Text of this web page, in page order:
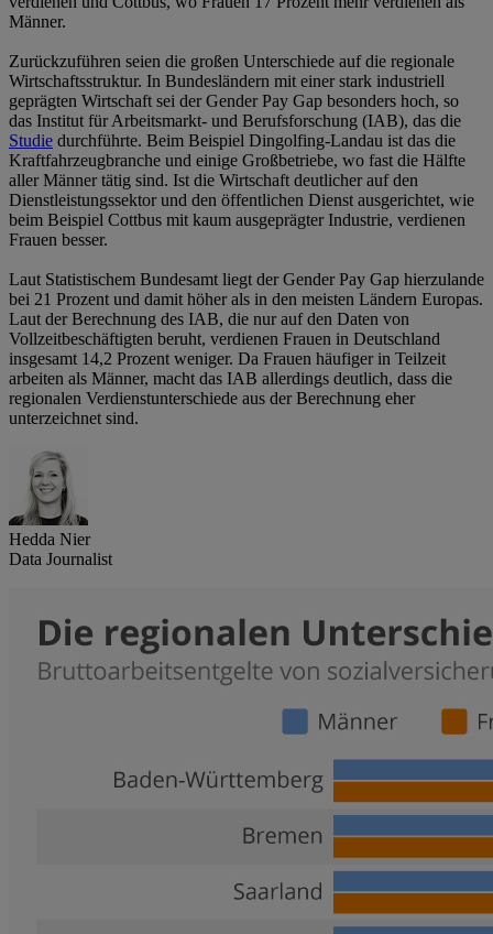
Männer.
Zurückzuführen seien die großen Unterschiede auf die regionale
Wirtschaftsstruktur. In Bundesländern mit einer stark industriell
geprägten Wirtschaft sei der Gender Pay Gap besonders hoch, so
das Institut für Arbeitsmarkt- und Berufsforschung (IAB), das die
Studie durchführte. Beim Beispiel Dingolfing-Landau ist das die
Kraftfahrzeugbranche und einige Großbetriebe, wo fast die Hälfte
aller Männer tätig sind. Ist die Wirtschaft deutlicher auf den
Dienstleistungssektor und den öffentlichen Dienst ausgerichtet, wie
beim Beispiel Cottbus mit kaum ausgeprägter Industrie, verdienen
Frauen besser.
Laut Statistischem Bundesamt liegt der Gender Pay Gap hierzulande
bei 21 Prozent und damit höher als in den meisten Ländern Europas.
Laut der Berechnung des IAB, die nur auf den Daten von
Vollzeitbeschäftigten beruht, verdienen Frauen in Deutschland
insgesamt 14,2 Prozent weniger. Da Frauen häufiger in Teilzeit
arbeiten als Männer, macht das IAB allerdings deutlich, dass die
regionalen Verdienstunterschiede aus der Berechnung eher
unterzeichnet sind.
Hedda Nier
Data Journalist